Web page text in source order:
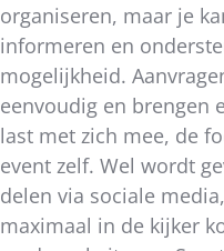
organiseren, maar je
informeren en
mogelijkheid.
eenvoudig en brengen
last met zich mee, de
event zelf. Wel wordt
delen via sociale
maximaal in de kijker